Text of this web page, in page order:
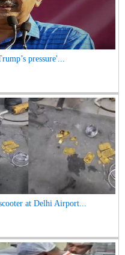
pressure'...
at Delhi Airport...